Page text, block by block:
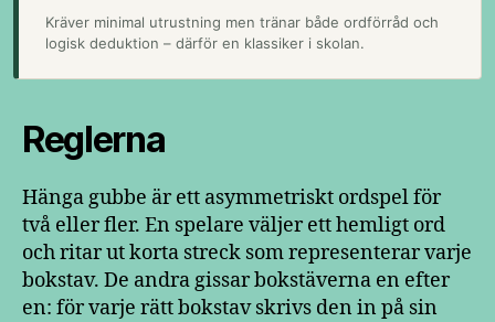
Kräver minimal utrustning men tränar både ordförråd och
logisk deduktion – därför en klassiker i skolan.
Reglerna
Hänga gubbe är ett asymmetriskt ordspel för
två eller fler. En spelare väljer ett hemligt ord
och ritar ut korta streck som representerar varje
bokstav. De andra gissar bokstäverna en efter
en: för varje rätt bokstav skrivs den in på sin